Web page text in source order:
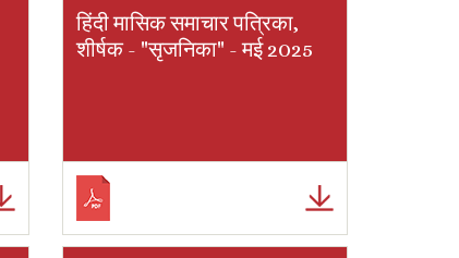
हिंदी मासिक समाचार पत्रिका,
शीर्षक - "सृजनिका" - मई 2025